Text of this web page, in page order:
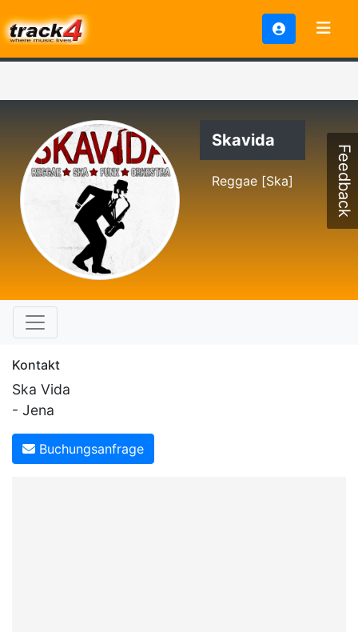
Skavida
Reggae [Ska]
Kontakt
Ska Vida
- Jena
Buchungsanfrage
Feedback